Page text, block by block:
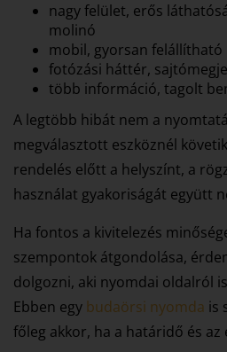
nagy felület, erős
molinó
mobil, gyorsan
fotózási háttér,
több információ, tagolt
A legtöbb hibát nem a
megválasztott eszköznél
rendelés előtt a helyszínt, a
használat gyakoriságát együtt
Ha fontos a kivitelezés
szempontok átgondolása,
dolgozni, aki nyomdai oldalról
Ebben egy budaörsi nyomda is
főleg akkor, ha a határidő és az